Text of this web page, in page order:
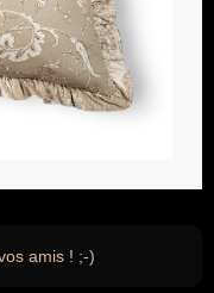
amis ! ;-)